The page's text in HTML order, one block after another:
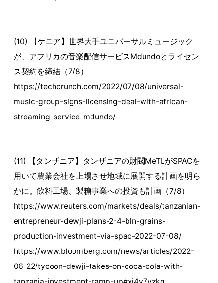
(10) 【ケニア】世界大手ユニバーサルミュージック
が、アフリカの音楽配信サービスMdundoとライセン
ス契約を締結（7/8）
https://techcrunch.com/2022/07/08/universal-
music-group-signs-licensing-deal-with-african-
streaming-service-mdundo/
(11) 【タンザニア】タンザニアの財閥MeTLがSPACを
用いて農業会社を上場させ地域に展開する計画を明ら
かに。飲料工場、製糖事業への投資も計画（7/8）
https://www.reuters.com/markets/deals/tanzanian-
entrepreneur-dewji-plans-2-4-bln-grains-
production-investment-via-spac-2022-07-08/
https://www.bloomberg.com/news/articles/2022-
06-22/tycoon-dewji-takes-on-coca-cola-with-